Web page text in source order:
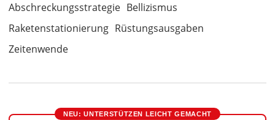
Abschreckungsstrategie Bellizismus
Raketenstationierung Rüstungsausgaben
Zeitenwende
NEU: UNTERSTÜTZEN LEICHT GEMACHT